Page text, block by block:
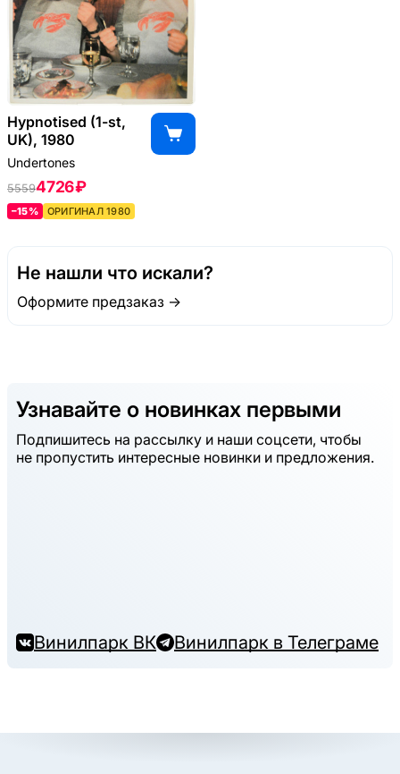
Hypnotised (1-st,
UK), 1980
Undertones
55594726 ₽
–15% ОРИГИНАЛ 1980
Не нашли что искали?
Оформите предзаказ →
Узнавайте о новинках первыми
Подпишитесь на рассылку и наши соцсети, чтобы
не пропустить интересные новинки и предложения.
Винилпарк ВК Винилпарк в Телеграме